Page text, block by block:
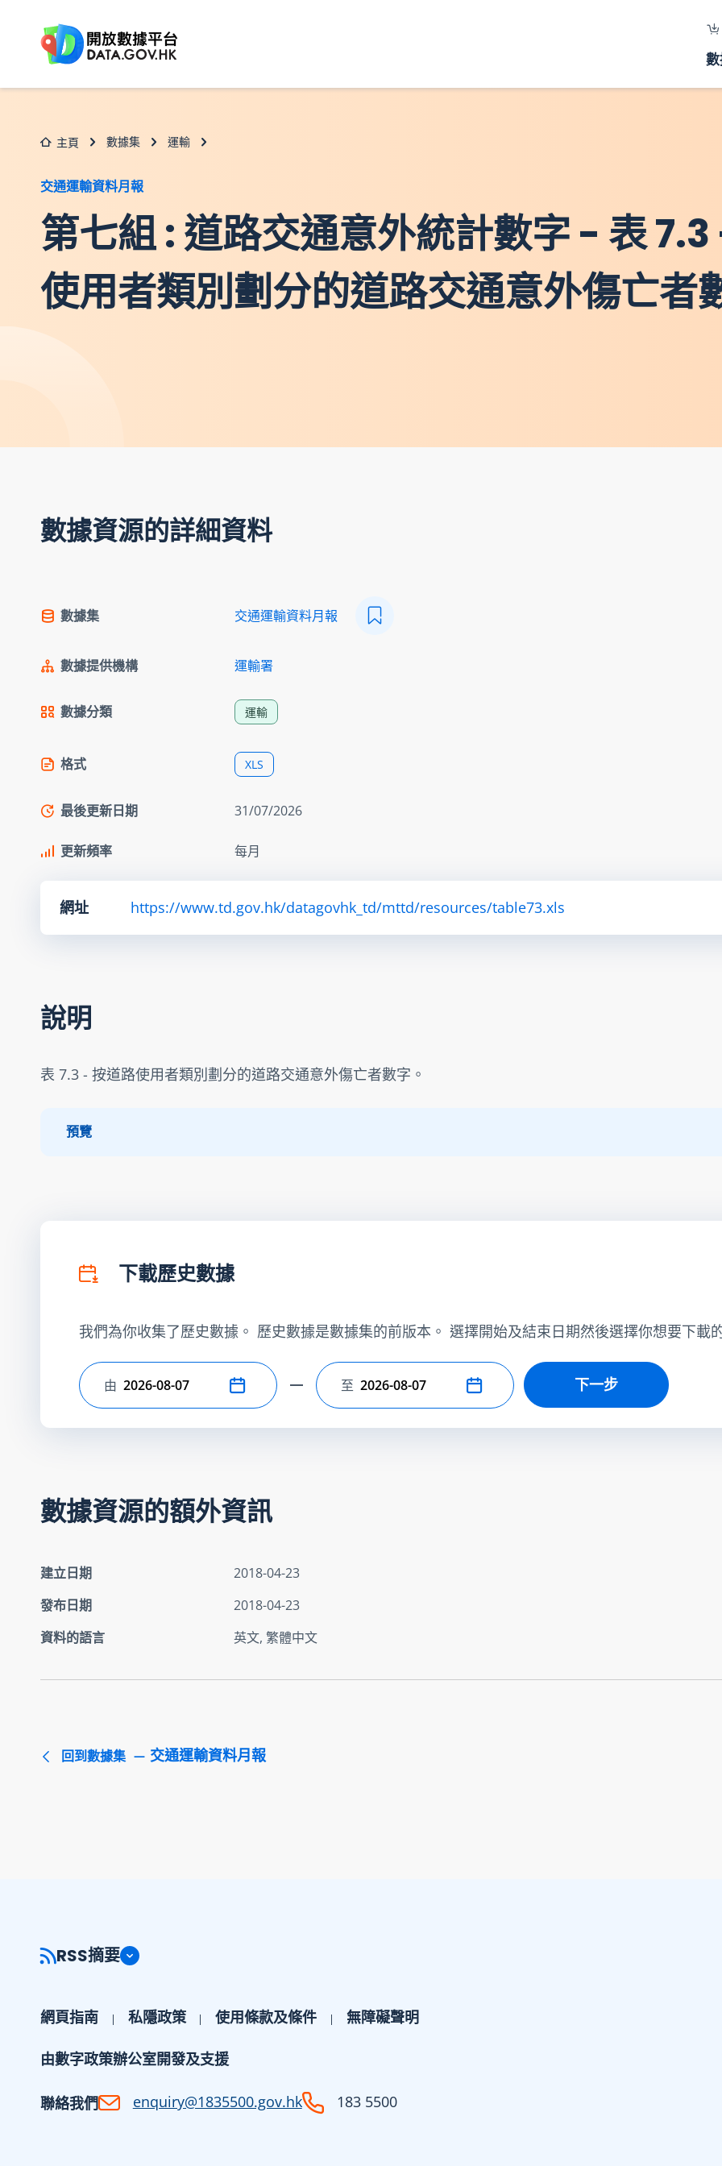
主頁 數據集 運輸
交通運輸資料月報
第七組 : 道路交通意外統計數字 - 表
使用者類別劃分的道路交通意外傷亡者
數據資源的詳細資料
數據集 交通運輸資料月報
數據提供機構 運輸署
數據分類 運輸
格式 XLS
最後更新日期 31/07/2026
更新頻率 每月
網址 https://www.td.gov.hk/datagovhk_td/mttd/resources/table73.xls
說明
表 7.3 - 按道路使用者類別劃分的道路交通意外傷亡者數字。
預覽
下載歷史數據
我們為你收集了歷史數據。 歷史數據是數據集的前版本。 選擇開始及結束日期然後選擇你想要下載
選擇開始日期
由 選擇結束日期
至 下一步
數據資源的額外資訊
建立日期
2018-04-23
發布日期
2018-04-23
資料的語言
英文, 繁體中文
回到數據集 交通運輸資料月報
RSS摘要
網頁指南 私隱政策 使用條款及條件 無障礙聲明
由數字政策辦公室開發及支援
聯絡我們 enquiry@1835500.gov.hk 183 5500